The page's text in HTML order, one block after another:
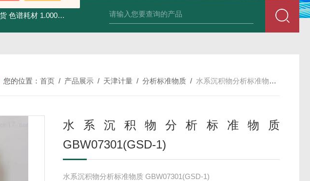
色谱耗材 1.00030.4008默克 乙腈 75-05-8 HPLC 现货 色谱耗材 34860-4L-Rsigma 甲醇 67-
您的位置：首页 / 产品展示 / 天津计量 /分析标准物质 / 水系沉积物分析标准物质 GBW07301(GSD-1)
水系沉积物分析标准物质
GBW07301(GSD-1)
水系沉积物分析标准物质 GBW07301(GSD-1)